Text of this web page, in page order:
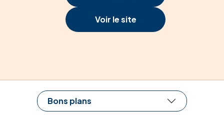
Voir le site
Bons plans